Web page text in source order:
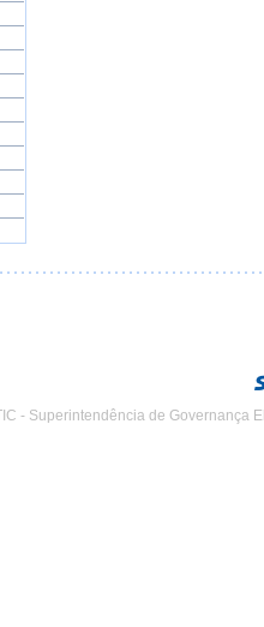
- Superintendência de Governança